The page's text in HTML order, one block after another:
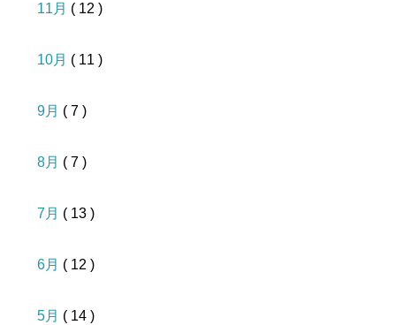
11月 ( 12 )
10月 ( 11 )
9月 ( 7 )
8月 ( 7 )
7月 ( 13 )
6月 ( 12 )
5月 ( 14 )